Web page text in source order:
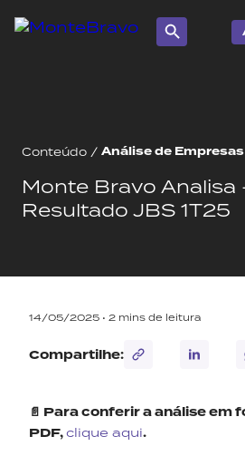
Conteúdo / Análise de Empresas
Monte Bravo Analisa
Resultado JBS 1T25
14/05/2025 • 2 mins de leitura
Compartilhe:
📄 Para conferir a análise em
PDF,clique aqui.